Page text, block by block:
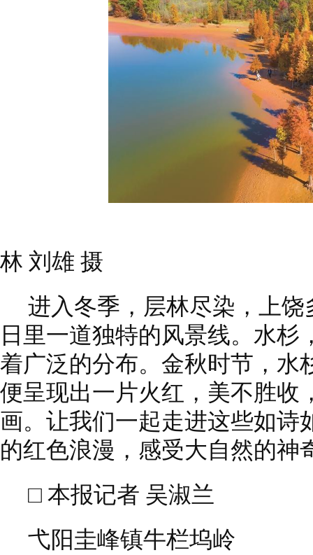
林 刘雄 摄
进入冬季，层林尽染，上
日里一道独特的风景线。水杉
着广泛的分布。金秋时节，水
便呈现出一片火红，美不胜收
画。让我们一起走进这些如诗
的红色浪漫，感受大自然的神
□ 本报记者 吴淑兰
弋阳圭峰镇牛栏坞岭